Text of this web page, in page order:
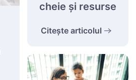
cheie și resurse
Citește articolul